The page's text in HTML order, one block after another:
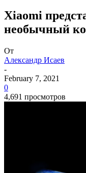
Xiaomi
необычный
От
Александр Исаев
-
February 7, 2021
0
4,691 просмотров